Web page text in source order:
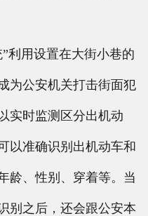
用设置在大街小巷的
为公安机关打击街面犯
实时监测区分出机动
以准确识别出机动车和
龄、性别、穿着等。当
别之后，还会跟公安本